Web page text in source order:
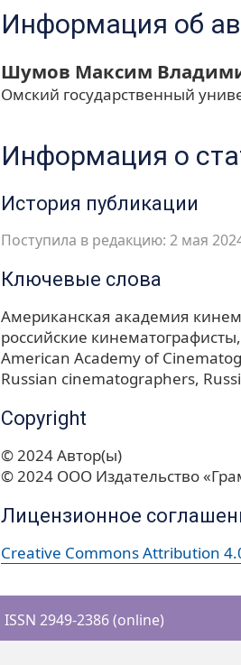
Информация об
Шумов Максим
Омский государственный
Информация о
История публикации
Поступила в редакцию: 2 мая
Ключевые слова
Американская академия
российские кинематографисты
American Academy of
Russian cinematographers
Copyright
© 2024 Автор(ы)
© 2024 ООО Издательство
Лицензионное
Creative Commons Attribution
ISSN 2949-2386 (online)